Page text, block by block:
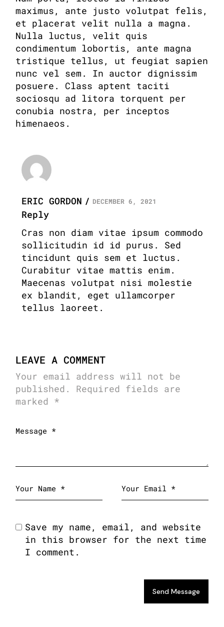
maximus, ante justo volutpat felis,
et placerat velit nulla a magna.
Nulla luctus, velit quis
condimentum lobortis, ante magna
tristique tellus, ut feugiat sapien
nunc vel sem. In auctor dignissim
posuere. Class aptent taciti
sociosqu ad litora torquent per
conubia nostra, per inceptos
himenaeos.
ERIC GORDON DECEMBER 6, 2021
Reply
Cras non diam vitae ipsum commodo
sollicitudin id id purus. Sed
tincidunt quis sem et luctus.
Curabitur vitae mattis enim.
Maecenas volutpat nisi molestie
ex blandit, eget ullamcorper
tellus laoreet.
LEAVE A COMMENT
Your email address will not be
published.
Required fields are
marked *
Save my name, email, and website
in this browser for the next time
I comment.
Send Message